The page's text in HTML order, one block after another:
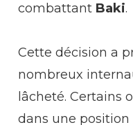
combattant Baki.
Cette décision a
nombreux
lâcheté. Certains
dans une